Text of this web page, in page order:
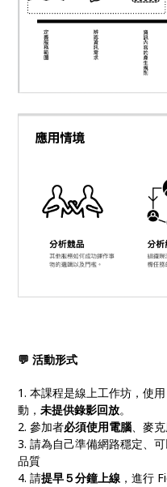
💬 活動形式
1. 本課程是線上工作坊，使
動，未提供錄影回放。
2. 參加者必須使用電腦、麥
3. 請為自己準備網路穩定、
品質
4. 請提早５分鐘上線 ，進行